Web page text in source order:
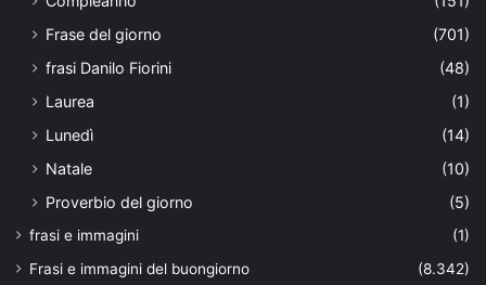
Frase del giorno
(701)
frasi Danilo Fiorini
(48)
Laurea
(1)
Lunedì
(14)
Natale
(10)
Proverbio del giorno
(5)
frasi e immagini
(1)
Frasi e immagini del buongiorno
(8.342)